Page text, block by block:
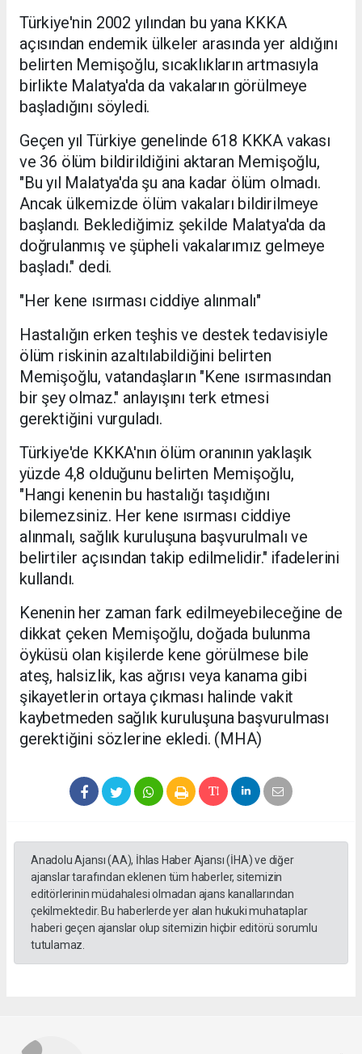
Türkiye'nin 2002 yılından bu yana KKKA
açısından endemik ülkeler arasında yer aldığını
belirten Memişoğlu, sıcaklıkların artmasıyla
birlikte Malatya'da da vakaların görülmeye
başladığını söyledi.
Geçen yıl Türkiye genelinde 618 KKKA vakası
ve 36 ölüm bildirildiğini aktaran Memişoğlu,
"Bu yıl Malatya'da şu ana kadar ölüm olmadı.
Ancak ülkemizde ölüm vakaları bildirilmeye
başlandı. Beklediğimiz şekilde Malatya'da da
doğrulanmış ve şüpheli vakalarımız gelmeye
başladı." dedi.
"Her kene ısırması ciddiye alınmalı"
Hastalığın erken teşhis ve destek tedavisiyle
ölüm riskinin azaltılabildiğini belirten
Memişoğlu, vatandaşların "Kene ısırmasından
bir şey olmaz." anlayışını terk etmesi
gerektiğini vurguladı.
Türkiye'de KKKA'nın ölüm oranının yaklaşık
yüzde 4,8 olduğunu belirten Memişoğlu,
"Hangi kenenin bu hastalığı taşıdığını
bilemezsiniz. Her kene ısırması ciddiye
alınmalı, sağlık kuruluşuna başvurulmalı ve
belirtiler açısından takip edilmelidir." ifadelerini
kullandı.
Kenenin her zaman fark edilmeyebileceğine de
dikkat çeken Memişoğlu, doğada bulunma
öyküsü olan kişilerde kene görülmese bile
ateş, halsizlik, kas ağrısı veya kanama gibi
şikayetlerin ortaya çıkması halinde vakit
kaybetmeden sağlık kuruluşuna başvurulması
gerektiğini sözlerine ekledi. (MHA)
Anadolu Ajansı (AA), İhlas Haber Ajansı (İHA) ve diğer
ajanslar tarafından eklenen tüm haberler, sitemizin
editörlerinin müdahalesi olmadan ajans kanallarından
çekilmektedir. Bu haberlerde yer alan hukuki muhataplar
haberi geçen ajanslar olup sitemizin hiçbir editörü sorumlu
tutulamaz.